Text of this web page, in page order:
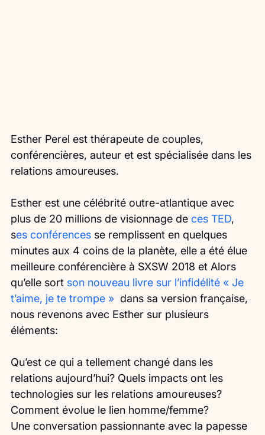
Esther Perel est thérapeute de couples,
conférencières, auteur et est spécialisée dans les
relations amoureuses.
Esther est une célébrité outre-atlantique avec
plus de 20 millions de visionnage de ces TED,
ses conférences se remplissent en quelques
minutes aux 4 coins de la planète, elle a été élue
meilleure conférencière à SXSW 2018 et Alors
qu’elle sort son nouveau livre sur l’infidélité « Je
t’aime, je te trompe » dans sa version française,
nous revenons avec Esther sur plusieurs
éléments:
Qu’est ce qui a tellement changé dans les
relations aujourd’hui? Quels impacts ont les
technologies sur les relations amoureuses?
Comment évolue le lien homme/femme?
Une conversation passionnante avec la papesse